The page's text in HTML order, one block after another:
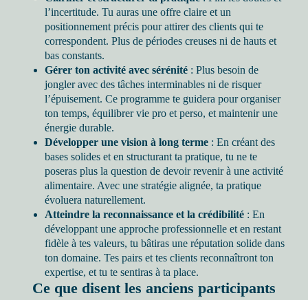
l’incertitude. Tu auras une offre claire et un
positionnement précis pour attirer des clients qui te
correspondent. Plus de périodes creuses ni de hauts et
bas constants.
Gérer ton activité avec sérénité : Plus besoin de
jongler avec des tâches interminables ni de risquer
l’épuisement. Ce programme te guidera pour organiser
ton temps, équilibrer vie pro et perso, et maintenir une
énergie durable.
Développer une vision à long terme : En créant des
bases solides et en structurant ta pratique, tu ne te
poseras plus la question de devoir revenir à une activité
alimentaire. Avec une stratégie alignée, ta pratique
évoluera naturellement.
Atteindre la reconnaissance et la crédibilité : En
développant une approche professionnelle et en restant
fidèle à tes valeurs, tu bâtiras une réputation solide dans
ton domaine. Tes pairs et tes clients reconnaîtront ton
expertise, et tu te sentiras à ta place.
Ce que disent les anciens participants